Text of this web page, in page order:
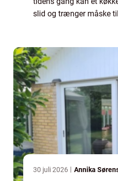
slid og trænger måske
30 juli 2026 Annika